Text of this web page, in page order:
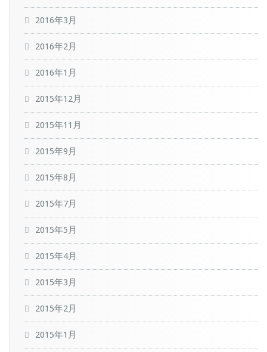
2016年3月
2016年2月
2016年1月
2015年12月
2015年11月
2015年9月
2015年8月
2015年7月
2015年5月
2015年4月
2015年3月
2015年2月
2015年1月